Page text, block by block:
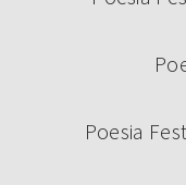
Poesia